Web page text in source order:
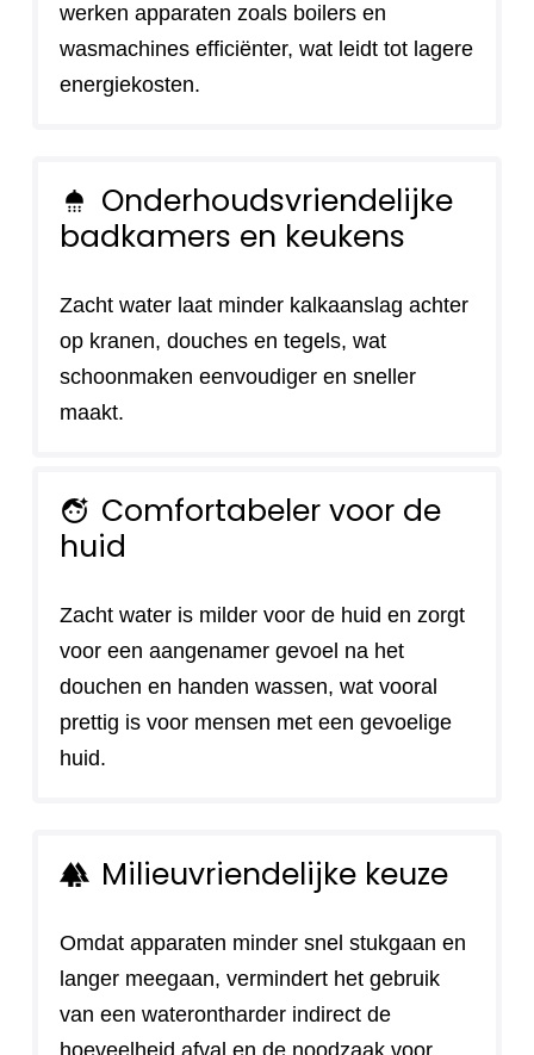
werken apparaten zoals boilers en
wasmachines efficiënter, wat leidt tot lagere
energiekosten.
shower
Onderhoudsvriendelijke
badkamers en keukens
Zacht water laat minder kalkaanslag achter
op kranen, douches en tegels, wat
schoonmaken eenvoudiger en sneller
maakt.
face_retouching_natural Comfortabeler voor de
huid
Zacht water is milder voor de huid en zorgt
voor een aangenamer gevoel na het
douchen en handen wassen, wat vooral
prettig is voor mensen met een gevoelige
huid.
forest Milieuvriendelijke keuze
Omdat apparaten minder snel stukgaan en
langer meegaan, vermindert het gebruik
van een waterontharder indirect de
hoeveelheid afval en de noodzaak voor